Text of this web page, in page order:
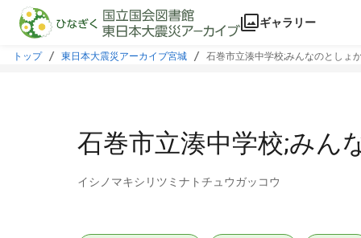
本文に飛ぶ
ギャラリー
トップ 東日本大震災アーカイブ宮城 石巻市立湊中学校;みんなのとしょ
石巻市立湊中学校;みん
イシノマキシリツミナトチュウガッコウ